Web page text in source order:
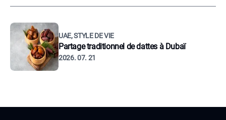
UAE, STYLE DE VIE
Partage traditionnel de dattes à Dubaï
2026. 07. 21